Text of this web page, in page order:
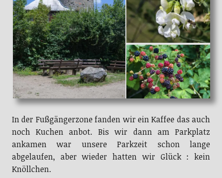
In der Fußgängerzone fanden wir ein Kaffee das auch
noch Kuchen anbot. Bis wir dann am Parkplatz
ankamen war unsere Parkzeit schon lange
abgelaufen, aber wieder hatten wir Glück : kein
Knöllchen.